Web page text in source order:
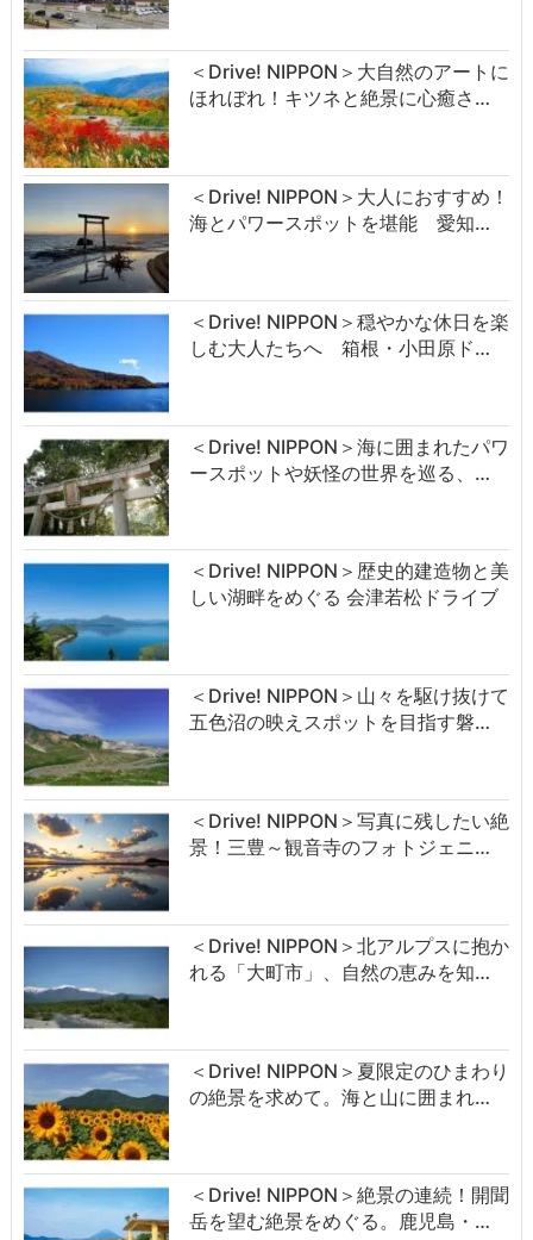
＜Drive! NIPPON＞大自然のアートに
ほれぼれ！キツネと絶景に心癒さ…
＜Drive! NIPPON＞大人におすすめ！
海とパワースポットを堪能 愛知…
＜Drive! NIPPON＞穏やかな休日を楽
しむ大人たちへ 箱根・小田原ド…
＜Drive! NIPPON＞海に囲まれたパワ
ースポットや妖怪の世界を巡る、…
＜Drive! NIPPON＞歴史的建造物と美
しい湖畔をめぐる 会津若松ドライブ
＜Drive! NIPPON＞山々を駆け抜けて
五色沼の映えスポットを目指す磐…
＜Drive! NIPPON＞写真に残したい絶
景！三豊～観音寺のフォトジェニ…
＜Drive! NIPPON＞北アルプスに抱か
れる「大町市」、自然の恵みを知…
＜Drive! NIPPON＞夏限定のひまわり
の絶景を求めて。海と山に囲まれ…
＜Drive! NIPPON＞絶景の連続！開聞
岳を望む絶景をめぐる。鹿児島・…